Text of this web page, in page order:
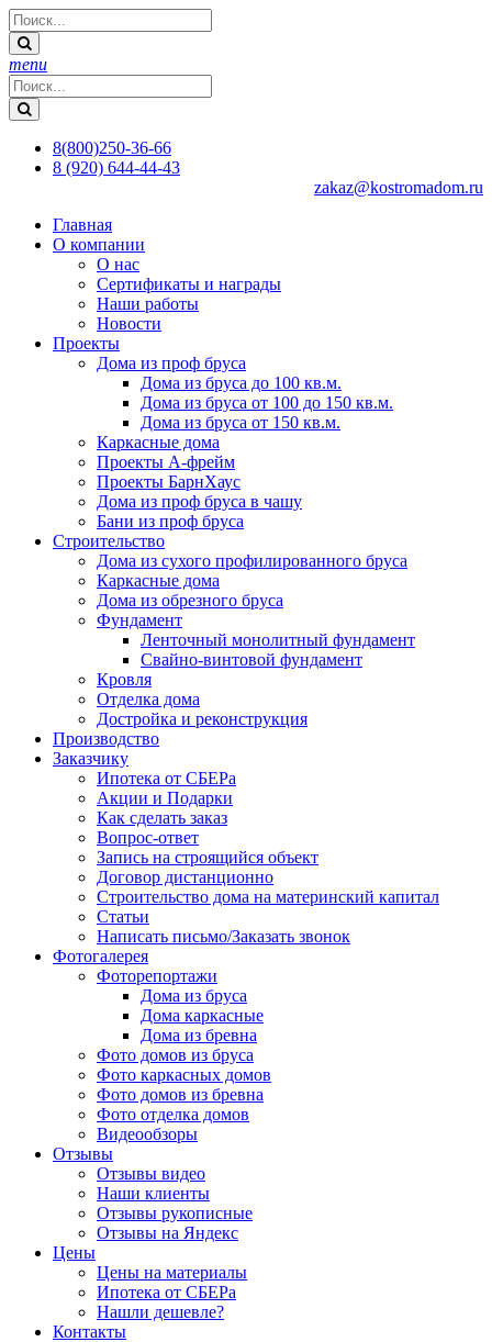
menu
8(800)250-36-66
8 (920) 644-44-43
zakaz@kostromadom.ru
Главная
О компании
О нас
Сертификаты и награды
Наши работы
Новости
Проекты
Дома из проф бруса
Дома из бруса до 100 кв.м.
Дома из бруса от 100 до 150 кв.м.
Дома из бруса от 150 кв.м.
Каркасные дома
Проекты А-фрейм
Проекты БарнХаус
Дома из проф бруса в чашу
Бани из проф бруса
Строительство
Дома из сухого профилированного бруса
Каркасные дома
Дома из обрезного бруса
Фундамент
Ленточный монолитный фундамент
Свайно-винтовой фундамент
Кровля
Отделка дома
Достройка и реконструкция
Производство
Заказчику
Ипотека от СБЕРа
Акции и Подарки
Как сделать заказ
Вопрос-ответ
Запись на строящийся объект
Договор дистанционно
Строительство дома на материнский капитал
Статьи
Написать письмо/Заказать звонок
Фотогалерея
Фоторепортажи
Дома из бруса
Дома каркасные
Дома из бревна
Фото домов из бруса
Фото каркасных домов
Фото домов из бревна
Фото отделка домов
Видеообзоры
Отзывы
Отзывы видео
Наши клиенты
Отзывы рукописные
Отзывы на Яндекс
Цены
Цены на материалы
Ипотека от СБЕРа
Нашли дешевле?
Контакты